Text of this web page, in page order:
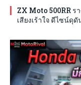
ZX Moto 500RR ร
เสียงเร้าใจ ดีไซน์ดุดั